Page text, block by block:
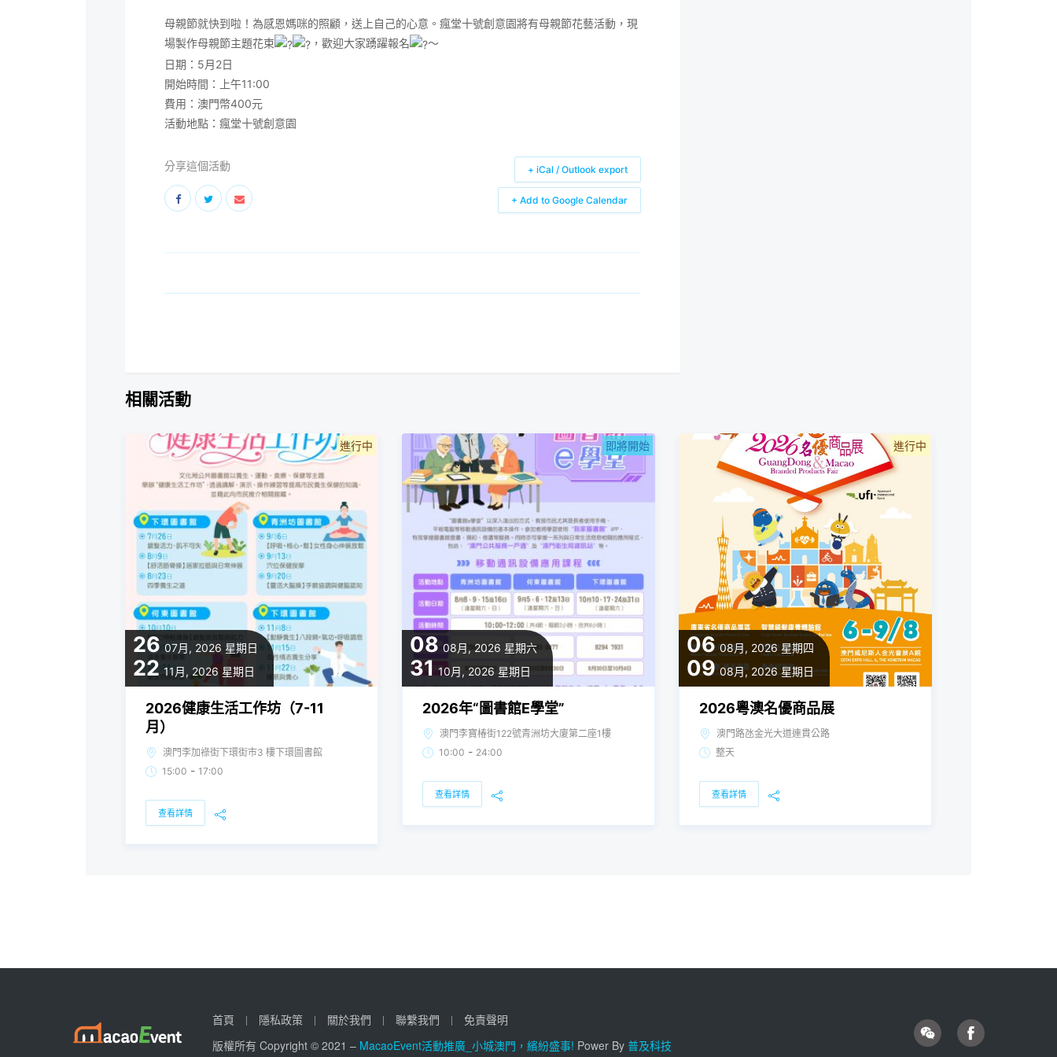
母親節就快到啦！為感恩媽咪的照顧，送上自己的心意。瘋堂十號創意園將有母親節花藝活動，現
場製作母親節主題花束
，歡迎大家踴躍報名
～
日期：5月2日
開始時間：上午11:00
費用：澳門幣400元
活動地點：瘋堂十號創意園
分享這個活動
+ Add to Google Calendar
+ iCal / Outlook export
相關活動
26 07月, 2026 星期日
22 11月, 2026 星期日
進行中
2026健康生活工作坊（7-11
月）
澳門李加祿街下環街市3 樓下環圖書館
15:00 - 17:00
查看詳情
08 08月, 2026 星期六
31 10月, 2026 星期日
即將開始
2026年“圖書館E學堂”
澳門李寶椿街122號青洲坊大廈第二座1樓
10:00 - 24:00
查看詳情
06 08月, 2026 星期四
09 08月, 2026 星期日
進行中
2026粵澳名優商品展
澳門路氹金光大道連貫公路
整天
查看詳情
首頁 隱私政策 關於我們 聯繫我們
免責聲明
版權所有 Copyright © 2021 – MacaoEvent活動推廣_小城澳門，繽紛盛事! Power By 普及科技